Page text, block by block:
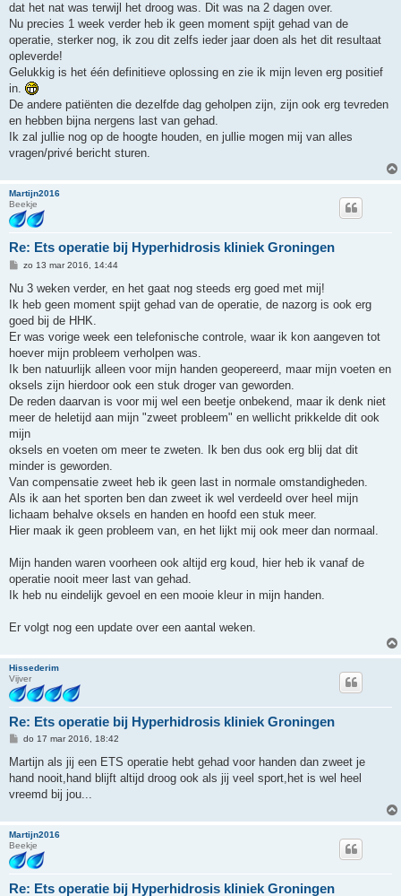
dat het nat was terwijl het droog was. Dit was na 2 dagen over.
Nu precies 1 week verder heb ik geen moment spijt gehad van de
operatie, sterker nog, ik zou dit zelfs ieder jaar doen als het dit resultaat
opleverde!
Gelukkig is het één definitieve oplossing en zie ik mijn leven erg positief
in.
De andere patiënten die dezelfde dag geholpen zijn, zijn ook erg tevreden
en hebben bijna nergens last van gehad.
Ik zal jullie nog op de hoogte houden, en jullie mogen mij van alles
vragen/privé bericht sturen.
Martijn2016
Beekje
Re: Ets operatie bij Hyperhidrosis kliniek Groningen
B
r
c
h
zo 13 mar 2016, 14:44
Nu 3 weken verder, en het gaat nog steeds erg goed met mij!
Ik heb geen moment spijt gehad van de operatie, de nazorg is ook erg
goed bij de HHK.
Er was vorige week een telefonische controle, waar ik kon aangeven tot
hoever mijn probleem verholpen was.
Ik ben natuurlijk alleen voor mijn handen geopereerd, maar mijn voeten en
oksels zijn hierdoor ook een stuk droger van geworden.
De reden daarvan is voor mij wel een beetje onbekend, maar ik denk niet
meer de heletijd aan mijn "zweet probleem" en wellicht prikkelde dit ook
mijn
oksels en voeten om meer te zweten. Ik ben dus ook erg blij dat dit
minder is geworden.
Van compensatie zweet heb ik geen last in normale omstandigheden.
Als ik aan het sporten ben dan zweet ik wel verdeeld over heel mijn
lichaam behalve oksels en handen en hoofd een stuk meer.
Hier maak ik geen probleem van, en het lijkt mij ook meer dan normaal.
Mijn handen waren voorheen ook altijd erg koud, hier heb ik vanaf de
operatie nooit meer last van gehad.
Ik heb nu eindelijk gevoel en een mooie kleur in mijn handen.
Er volgt nog een update over een aantal weken.
Hissederim
Vijver
Re: Ets operatie bij Hyperhidrosis kliniek Groningen
B
r
c
h
do 17 mar 2016, 18:42
Martijn als jij een ETS operatie hebt gehad voor handen dan zweet je
hand nooit,hand blijft altijd droog ook als jij veel sport,het is wel heel
vreemd bij jou...
Martijn2016
Beekje
Re: Ets operatie bij Hyperhidrosis kliniek Groningen